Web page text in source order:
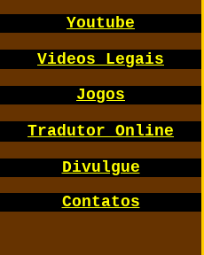
Youtube
Videos Legais
Jogos
Tradutor Online
Divulgue
Contatos